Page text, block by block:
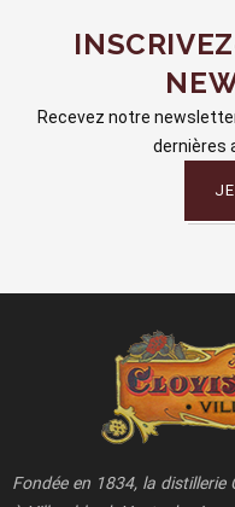
Recevez notre
dernières
Fondée en 1834, la distillerie